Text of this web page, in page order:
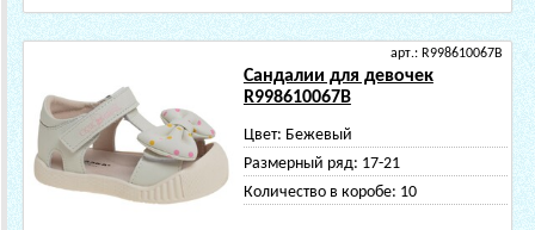
арт.: R998610067B
Сандалии для девочек
R998610067B
Цвет: Бежевый
Размерный ряд: 17-21
Количество в коробе: 10